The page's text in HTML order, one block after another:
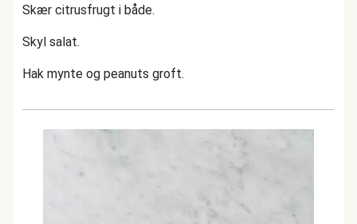
Skær citrusfrugt i både.
Skyl salat.
Hak mynte og peanuts groft.